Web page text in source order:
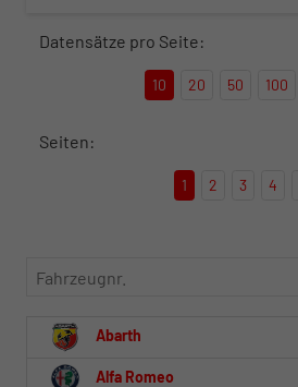
Datensätze pro Seite:
10 20 50 100
Seiten:
1 2 3 4
Fahrzeugnr.
Abarth
Alfa Romeo